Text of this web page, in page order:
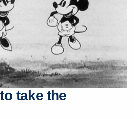
take the
seus dados abaixo e
colocar em contato
com a